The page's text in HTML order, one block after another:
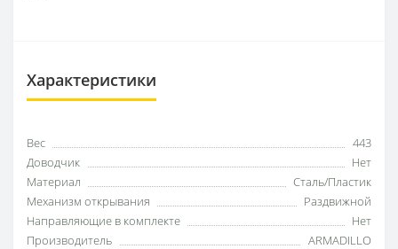
Характеристики
Вес
443
Доводчик
Нет
Материал
Сталь/Пластик
Механизм открывания
Раздвижной
Направляющие в комплекте
Нет
Производитель
ARMADILLO